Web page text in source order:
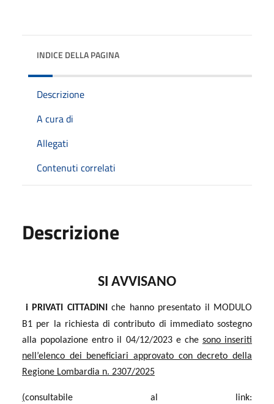
INDICE DELLA PAGINA
Descrizione
A cura di
Allegati
Contenuti correlati
Descrizione
SI AVVISANO
i PRIVATI CITTADINI
che hanno presentato il MODULO
B1 per la richiesta di contributo di immediato sostegno
alla popolazione entro il 04/12/2023 e che sono inseriti
nell’elenco dei beneficiari approvato con decreto della
Regione Lombardia n. 2307/2025
(consultabile al link: